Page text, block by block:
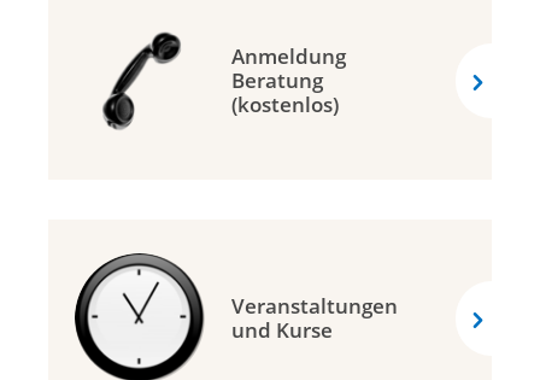
Anmeldung
Beratung
(kostenlos)
Veranstaltungen
und Kurse